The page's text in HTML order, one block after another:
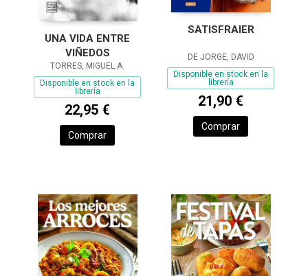
UNA VIDA ENTRE
VIÑEDOS
TORRES, MIGUEL A.
Disponible en stock en la
librería
22,95 €
Comprar
SATISFRAIER
DE JORGE, DAVID
Disponible en stock en la
librería
21,90 €
Comprar